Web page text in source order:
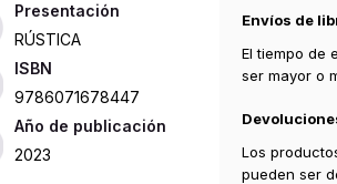
Presentación
RÚSTICA
ISBN
9786071678447
Año de publicación
2023
Envíos de
El tiempo de
ser mayor o
Los
pueden ser